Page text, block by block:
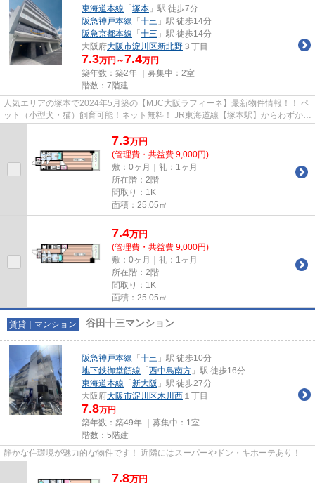
東海道本線 「 塚本 」駅 徒歩7分
阪急神戸本線 「 十三 」駅 徒歩14分
阪急京都本線 「 十三 」駅 徒歩14分
大阪府大阪市淀川区新北野 ３丁目
7.3万円～7.4万円
築年数：築2年 ｜募集中： 2室
階数：7階建
人気エリアの塚本で2024年5月築の【MJC大阪ラフィーネ】最新物件情報！！ ペ
ット（小型犬・猫）飼育可能！ネット無料！ JR東海道線【塚本駅】からわずか徒
7.3万円
(管理費・共益費 9,000円)
敷：0ヶ月｜礼：1ヶ月
所在階：2階
間取り：1K
面積：25.05㎡
7.4万円
(管理費・共益費 9,000円)
敷：0ヶ月｜礼：1ヶ月
所在階：2階
間取り：1K
面積：25.05㎡
賃貸｜マンション 谷田十三マンション
阪急神戸本線 「 十三 」駅 徒歩10分
地下鉄御堂筋線 「 西中島南方 」駅 徒歩16分
東海道本線 「 新大阪 」駅 徒歩27分
大阪府大阪市淀川区木川西 １丁目
7.8万円
築年数：築49年 ｜募集中： 1室
階数：5階建
静かな住環境が魅力的な物件です！ 近隣にはスーパーやドン・キホーテあり！
7.8万円